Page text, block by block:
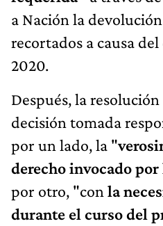
a Nación la
recortados a causa
2020.
Después, la
decisión tomada
por un lado, la "
derecho invocado por
por otro, "con la
durante el curso del